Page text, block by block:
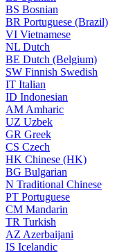
BS Bosnian
BR Portuguese (Brazil)
VI Vietnamese
NL Dutch
BE Dutch (Belgium)
SW Finnish Swedish
IT Italian
ID Indonesian
AM Amharic
UZ Uzbek
GR Greek
CS Czech
HK Chinese (HK)
BG Bulgarian
N Traditional Chinese
PT Portuguese
CM Mandarin
TR Turkish
AZ Azerbaijani
IS Icelandic